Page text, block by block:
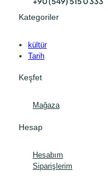
Kategoriler
kültür
Tarih
Keşfet
Mağaza
Hesap
Hesabım
Siparişlerim